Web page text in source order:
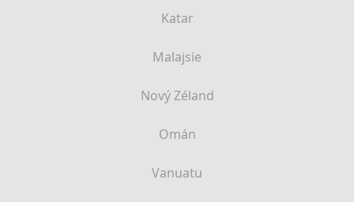
Katar
Malajsie
Nový Zéland
Omán
Vanuatu